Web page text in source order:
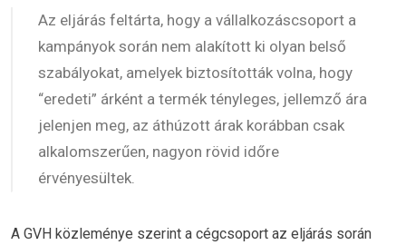
Az eljárás feltárta, hogy a vállalkozáscsoport a
kampányok során nem alakított ki olyan belső
szabályokat, amelyek biztosították volna, hogy
“eredeti” árként a termék tényleges, jellemző ára
jelenjen meg, az áthúzott árak korábban csak
alkalomszerűen, nagyon rövid időre
érvényesültek.
A GVH közleménye szerint a cégcsoport az eljárás során